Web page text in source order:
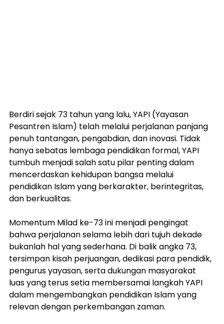
Berdiri sejak 73 tahun yang lalu, YAPI (Yayasan
Pesantren Islam) telah melalui perjalanan panjang
penuh tantangan, pengabdian, dan inovasi. Tidak
hanya sebatas lembaga pendidikan formal, YAPI
tumbuh menjadi salah satu pilar penting dalam
mencerdaskan kehidupan bangsa melalui
pendidikan Islam yang berkarakter, berintegritas,
dan berkualitas.
Momentum Milad ke-73 ini menjadi pengingat
bahwa perjalanan selama lebih dari tujuh dekade
bukanlah hal yang sederhana. Di balik angka 73,
tersimpan kisah perjuangan, dedikasi para pendidik,
pengurus yayasan, serta dukungan masyarakat
luas yang terus setia membersamai langkah YAPI
dalam mengembangkan pendidikan Islam yang
relevan dengan perkembangan zaman.